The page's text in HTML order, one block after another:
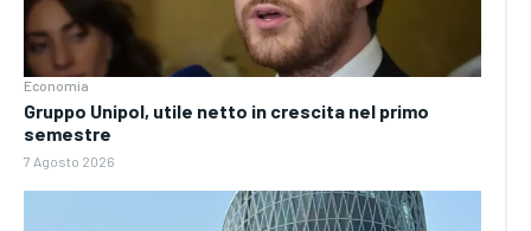
Economia
Gruppo Unipol, utile netto in crescita nel primo
semestre
7 Agosto 2026